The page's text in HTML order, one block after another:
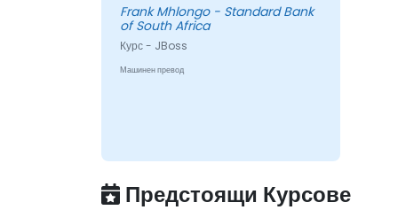
Frank Mhlongo - Standard Bank
of South Africa
Курс - JBoss
Машинен превод
Предстоящи Курсове